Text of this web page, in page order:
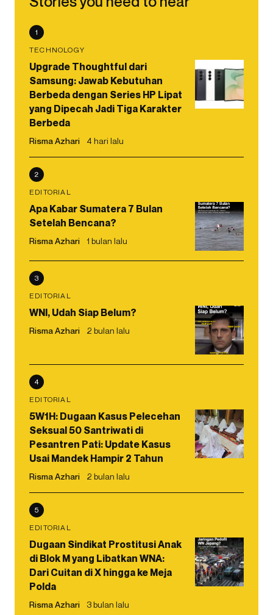
1
TECHNOLOGY
Upgrade Thoughtful dari
Samsung: Jawab Kebutuhan
Berbeda dengan Series HP Lipat
yang Dipecah Jadi Tiga Karakter
Berbeda
Risma Azhari 4 hari lalu
2
EDITORIAL
Apa Kabar Sumatera 7 Bulan
Setelah Bencana?
Risma Azhari 1 bulan lalu
3
EDITORIAL
WNI, Udah Siap Belum?
Risma Azhari 2 bulan lalu
4
EDITORIAL
5W1H: Dugaan Kasus Pelecehan
Seksual 50 Santriwati di
Pesantren Pati: Update Kasus
Usai Mandek Hampir 2 Tahun
Risma Azhari 2 bulan lalu
5
EDITORIAL
Dugaan Sindikat Prostitusi Anak
di Blok M yang Libatkan WNA:
Dari Cuitan di X hingga ke Meja
Polda
Risma Azhari 3 bulan lalu